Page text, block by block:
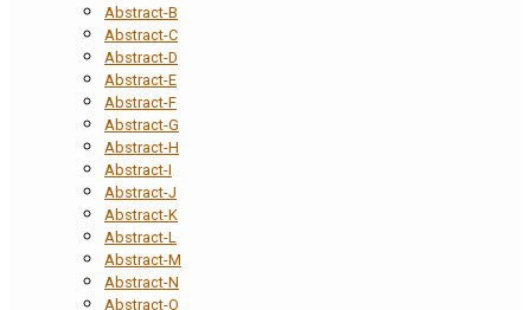
Abstract-B
Abstract-C
Abstract-D
Abstract-E
Abstract-F
Abstract-G
Abstract-H
Abstract-I
Abstract-J
Abstract-K
Abstract-L
Abstract-M
Abstract-N
Abstract-O